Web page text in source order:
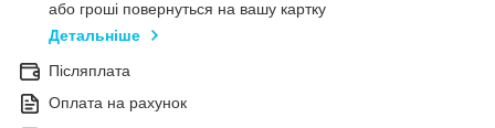
або гроші повернуться на вашу картку
Детальніше
Післяплата
Оплата на рахунок